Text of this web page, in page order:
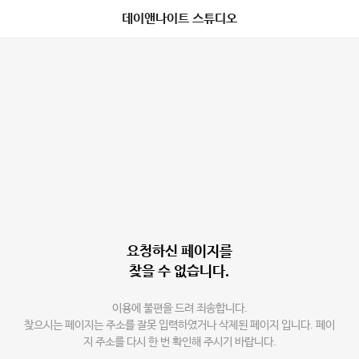
데이앤나이트 스튜디오
요청하신 페이지를
찾을 수 없습니다.
이용에 불편을 드려 죄송합니다.
찾으시는 페이지는 주소를 잘못 입력하였거나 삭제된 페이지 입니다. 페이
지 주소를 다시 한 번 확인해 주시기 바랍니다.